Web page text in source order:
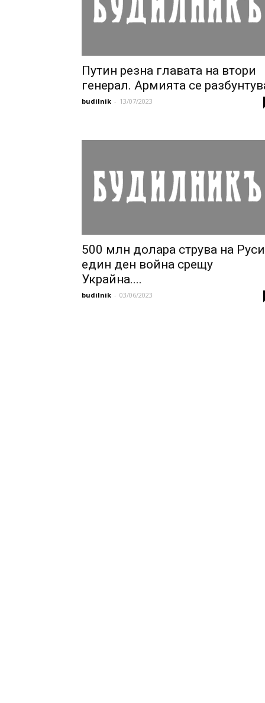
Путин резна главата на втори
генерал. Армията се
budilnik - 13/07/2023
500 млн долара струва на
един ден война срещу
Украйна....
budilnik - 03/06/2023